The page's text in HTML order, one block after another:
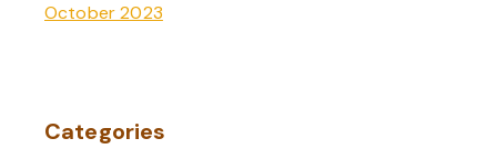
October 2023
Categories